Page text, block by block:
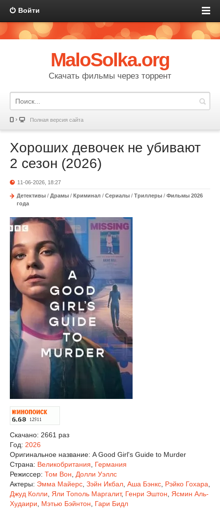
Войти
MaloSolka.org
Скачать фильмы через торрент
Полная версия сайта
Хороших девочек не убивают
2 сезон (2026)
11-06-2026, 18:27
Детективы / Драмы / Криминал / Сериалы / Триллеры / Фильмы 2026
года
Скачано: 2661 раз
Год: 2026
Оригинальное название: A Good Girl's Guide to Murder
Страна: Великобритания
Германия
Режиссер: Том Вон
Долли Уэллс
Актеры: Эмма Майерс Зэйн Икбал Аша Бэнкс Рэйко Гохара
Джуд Колли
Яли Тополь Маргалит, Генри Эштон
Ясмин Аль-
Худаири
Мэтью Бэйнтон
Гари Бидл